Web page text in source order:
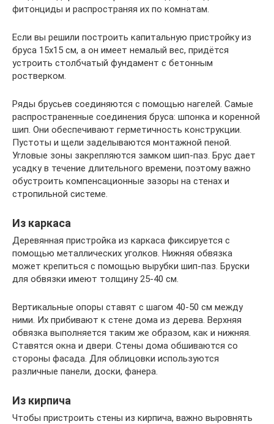
фитонциды и распространяя их по комнатам.
Если вы решили построить капитальную пристройку из
бруса 15х15 см, а он имеет немалый вес, придётся
устроить столбчатый фундамент с бетонным
ростверком.
Ряды брусьев соединяются с помощью нагелей. Самые
распространенные соединения бруса: шпонка и коренной
шип. Они обеспечивают герметичность конструкции.
Пустоты и щели заделываются монтажной пеной.
Угловые зоны закрепляются замком шип-паз. Брус дает
усадку в течение длительного времени, поэтому важно
обустроить компенсационные зазоры на стенах и
стропильной системе.
Из каркаса
Деревянная пристройка из каркаса фиксируется с
помощью металлических уголков. Нижняя обвязка
может крепиться с помощью вырубки шип-паз. Бруски
для обвязки имеют толщину 25-40 см.
Вертикальные опоры ставят с шагом 40-50 см между
ними. Их прибивают к стене дома из дерева. Верхняя
обвязка выполняется таким же образом, как и нижняя.
Ставятся окна и двери. Стены дома обшиваются со
стороны фасада. Для облицовки используются
различные панели, доски, фанера.
Из кирпича
Чтобы пристроить стены из кирпича, важно выровнять